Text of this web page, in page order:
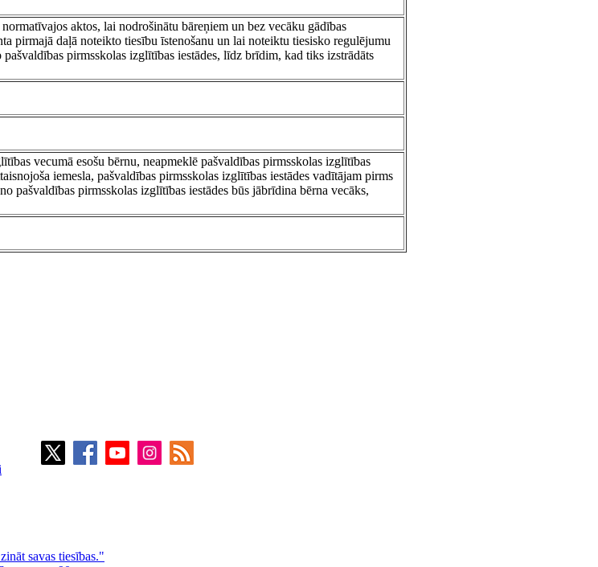
aktos, lai nodrošinātu bāreņiem un bez vecāku gādības
pirmajā daļā noteikto tiesību īstenošanu un lai noteiktu tiesisko regulējumu
pirmsskolas izglītības iestādes, līdz brīdim, kad tiks izstrādāts
vecumā esošu bērnu, neapmeklē pašvaldības pirmsskolas izglītības
iemesla, pašvaldības pirmsskolas izglītības iestādes vadītājam pirms
pašvaldības pirmsskolas izglītības iestādes būs jābrīdina bērna vecāks,
savas tiesības."